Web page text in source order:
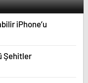
iPhone’u
Şehitler